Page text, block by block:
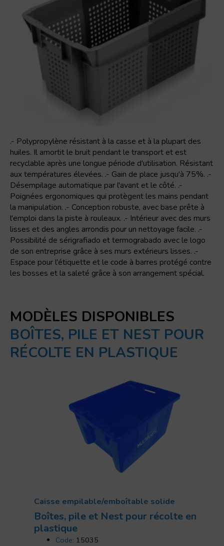
.- Polypropylène résistant à la casse et à la plupart des
huiles. Il amortit le bruit pendant le transport et est
recyclable après une longue période d'utilisation. Résistant
aux températures élevées. .- Gain de place jusqu'à 75%. .-
Désempilage automatique par l'avant et le côté. .-
Poignées ergonomiques qui protègent les mains pendant
la manipulation. .- Conception robuste, avec base prête à
l'emploi dans la piste à rouleaux. .- Intérieur avec des murs
lisses et des angles arrondis pour un nettoyage facile. .-
Possibilité de sérigrafiado et termograbado avec le logo
de son entreprise grâce à ses murs extérieurs lisses. .-
Espace pour l'étiquette et le code à barres protégé contre
les bosses et la saleté grâce à son arrangement spécial.
MODÈLES DISPONIBLES
BOÎTES, PILE ET NEST POUR
RÉCOLTE EN PLASTIQUE
Caisse empilable/emboîtable solide
Boîtes, pile et Nest pour récolte en
plastique
Code: 15035